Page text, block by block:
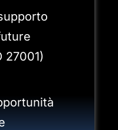
27001)